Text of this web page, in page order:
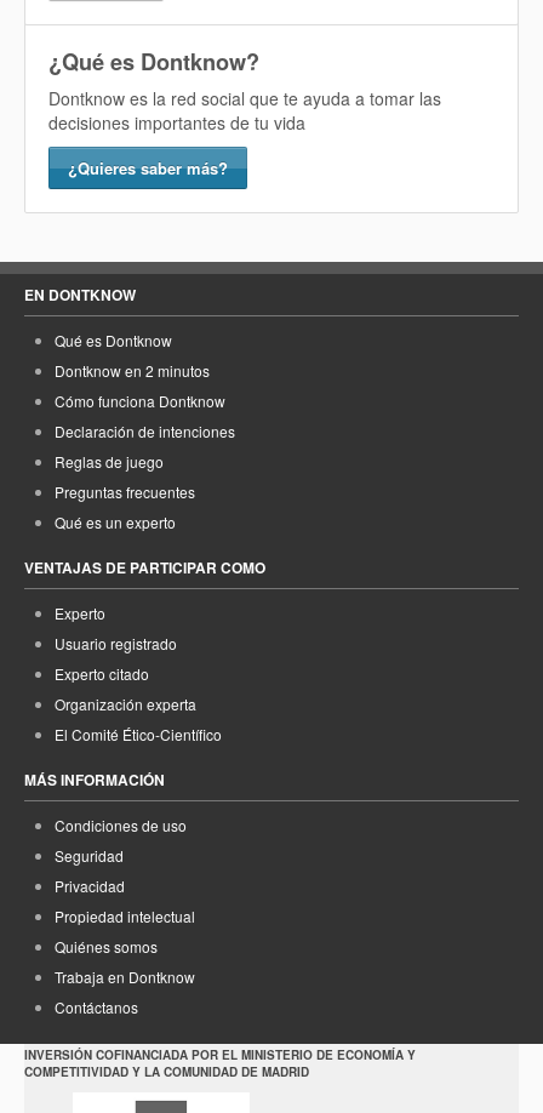
¿Qué es Dontknow?
Dontknow es la red social que te ayuda a tomar las
decisiones importantes de tu vida
¿Quieres saber más?
EN DONTKNOW
Qué es Dontknow
Dontknow en 2 minutos
Cómo funciona Dontknow
Declaración de intenciones
Reglas de juego
Preguntas frecuentes
Qué es un experto
VENTAJAS DE PARTICIPAR COMO
Experto
Usuario registrado
Experto citado
Organización experta
El Comité Ético-Científico
MÁS INFORMACIÓN
Condiciones de uso
Seguridad
Privacidad
Propiedad intelectual
Quiénes somos
Trabaja en Dontknow
Contáctanos
INVERSIÓN COFINANCIADA POR EL MINISTERIO DE ECONOMÍA Y
COMPETITIVIDAD Y LA COMUNIDAD DE MADRID